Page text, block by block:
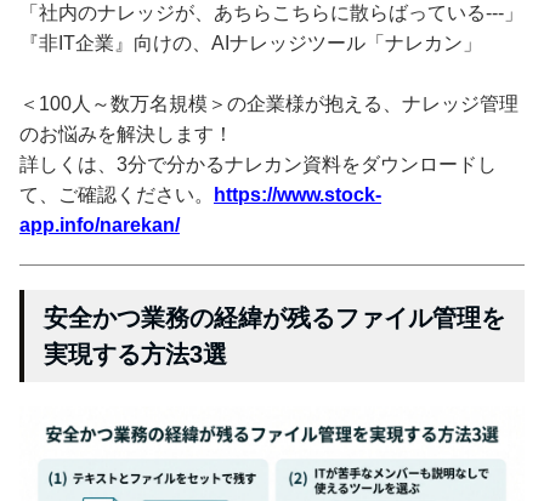
「社内のナレッジが、あちらこちらに散らばっている---」
『非IT企業』向けの、AIナレッジツール「ナレカン」
＜100人～数万名規模＞の企業様が抱える、ナレッジ管理
のお悩みを解決します！
詳しくは、3分で分かるナレカン資料をダウンロードし
て、ご確認ください。
https://www.stock-
app.info/narekan/
安全かつ業務の経緯が残るファイル管理を
実現する方法3選